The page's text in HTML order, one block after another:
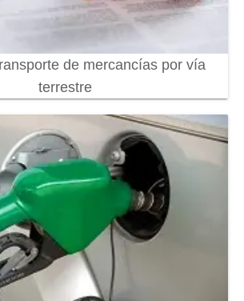
de mercancías por vía
terrestre